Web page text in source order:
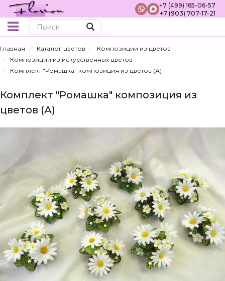
+7 (499) 165-06-57
+7 (903) 707-17-21
Главная Каталог цветов
Композиции из цветов
Композиции из искусственных цветов
Комплект "Ромашка" композиция из цветов (А)
Комплект "Ромашка" композиция из
цветов (А)